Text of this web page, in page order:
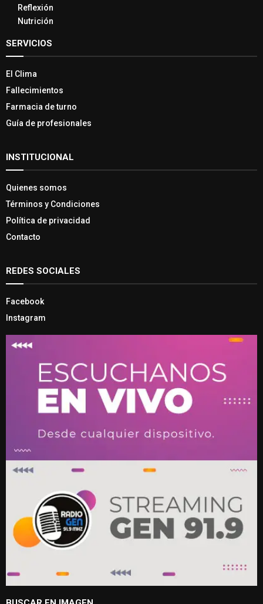
Reflexión
Nutrición
SERVICIOS
El Clima
Fallecimientos
Farmacia de turno
Guía de profesionales
INSTITUCIONAL
Quienes somos
Términos y Condiciones
Política de privacidad
Contacto
REDES SOCIALES
Facebook
Instagram